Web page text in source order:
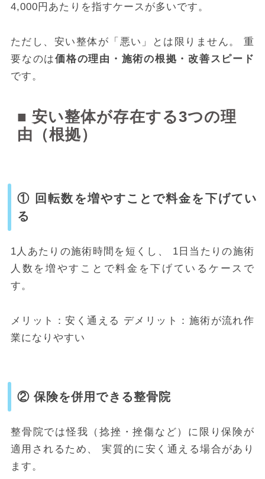
4,000円あたりを指すケースが多いです。
ただし、安い整体が「悪い」とは限りません。 重
要なのは価格の理由・施術の根拠・改善スピード
です。
■ 安い整体が存在する3つの理
由（根拠）
① 回転数を増やすことで料金を下げてい
る
1人あたりの施術時間を短くし、 1日当たりの施術
人数を増やすことで料金を下げているケースで
す。
メリット：安く通える デメリット：施術が流れ作
業になりやすい
② 保険を併用できる整骨院
整骨院では怪我（捻挫・挫傷など）に限り保険が
適用されるため、 実質的に安く通える場合があり
ます。